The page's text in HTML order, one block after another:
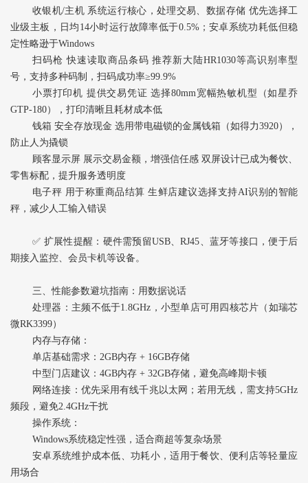
收银机/主机‌ 系统运行核心，处理交易、数据存储 优先选择工
业级主板，日均14小时运行故障率低于0.5%；安卓系统功耗低但稳
定性略逊于Windows
扫码枪‌ 快速读取商品条码 推荐新大陆HR1030等高识别率型
号，支持多种码制，扫码成功率≥99.9%
小票打印机‌ 提供交易凭证 选择80mm宽幅热敏机型（如星乔
GTP-180），打印清晰且耗材成本低
钱箱‌ 安全存放现金 选用带电磁锁的金属钱箱（如得力3920），
防止人为撬锁
顾客显示屏‌ 展示交易金额，增强信任感 双屏设计已成为餐饮、
零售标配，提升服务透明度
电子秤‌ 用于称重商品结算 生鲜店建议选择支持AI识别的智能
秤，减少人工输入错误
✅ ‌扩展性提醒‌：硬件需预留USB、RJ45、蓝牙等接口，便于后
期接入监控、会员卡机等设备。
三、性能参数避坑指南：用数据说话
处理器‌：主频不低于1.8GHz，小型单店可用四核芯片（如瑞芯
微RK3399）
内存与存储‌：
单店基础需求：2GB内存 + 16GB存储
中型门店建议：4GB内存 + 32GB存储，避免高峰期卡顿
网络连接‌：优先采用有线千兆以太网；若用无线，需支持5GHz
频段，避免2.4GHz干扰
操作系统‌：
Windows系统稳定性强，适合商超等复杂场景
安卓系统维护成本低、功耗小，适用于餐饮、便利店等轻量应
用场合